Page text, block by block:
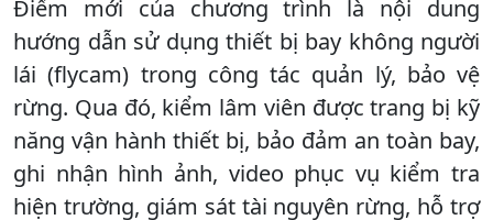
Điểm mới của chương trình là nội dung
hướng dẫn sử dụng thiết bị bay không người
lái (flycam) trong công tác quản lý, bảo vệ
rừng. Qua đó, kiểm lâm viên được trang bị kỹ
năng vận hành thiết bị, bảo đảm an toàn bay,
ghi nhận hình ảnh, video phục vụ kiểm tra
hiện trường, giám sát tài nguyên rừng, hỗ trợ